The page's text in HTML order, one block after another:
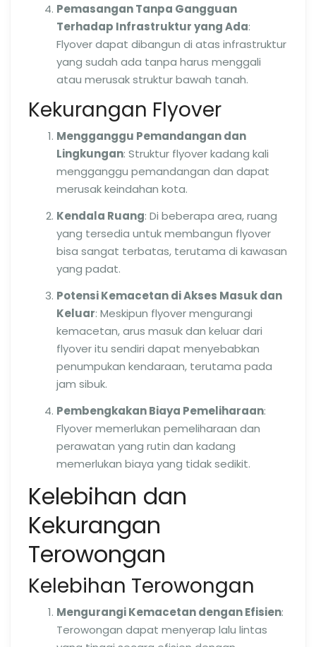
Pemasangan Tanpa Gangguan
Terhadap Infrastruktur yang Ada:
Flyover dapat dibangun di atas infrastruktur
yang sudah ada tanpa harus menggali
atau merusak struktur bawah tanah.
Kekurangan Flyover
Mengganggu Pemandangan dan
Lingkungan: Struktur flyover kadang kali
mengganggu pemandangan dan dapat
merusak keindahan kota.
Kendala Ruang: Di beberapa area, ruang
yang tersedia untuk membangun flyover
bisa sangat terbatas, terutama di kawasan
yang padat.
Potensi Kemacetan di Akses Masuk dan
Keluar: Meskipun flyover mengurangi
kemacetan, arus masuk dan keluar dari
flyover itu sendiri dapat menyebabkan
penumpukan kendaraan, terutama pada
jam sibuk.
Pembengkakan Biaya Pemeliharaan:
Flyover memerlukan pemeliharaan dan
perawatan yang rutin dan kadang
memerlukan biaya yang tidak sedikit.
Kelebihan dan
Kekurangan
Terowongan
Kelebihan Terowongan
Mengurangi Kemacetan dengan Efisien:
Terowongan dapat menyerap lalu lintas